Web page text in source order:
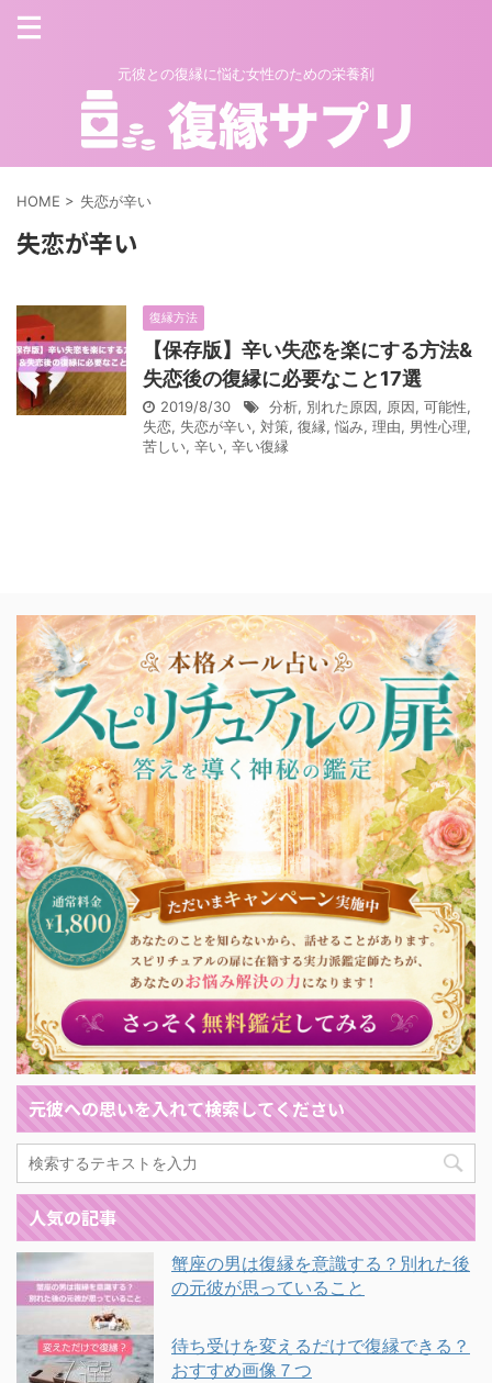
元彼との復縁に悩む女性のための栄養剤
HOME > 失恋が辛い
失恋が辛い
復縁方法
【保存版】辛い失恋を楽にする方法&
失恋後の復縁に必要なこと17選
2019/8/30 分析, 別れた原因, 原因, 可能性,
失恋, 失恋が辛い, 対策, 復縁, 悩み, 理由, 男性心理,
苦しい, 辛い, 辛い復縁
元彼への思いを入れて検索してください
人気の記事
蟹座の男は復縁を意識する？別れた後
の元彼が思っていること
待ち受けを変えるだけで復縁できる？
おすすめ画像７つ